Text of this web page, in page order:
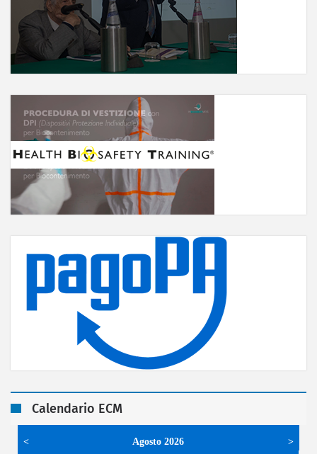
Calendario ECM
< Agosto 2026 >